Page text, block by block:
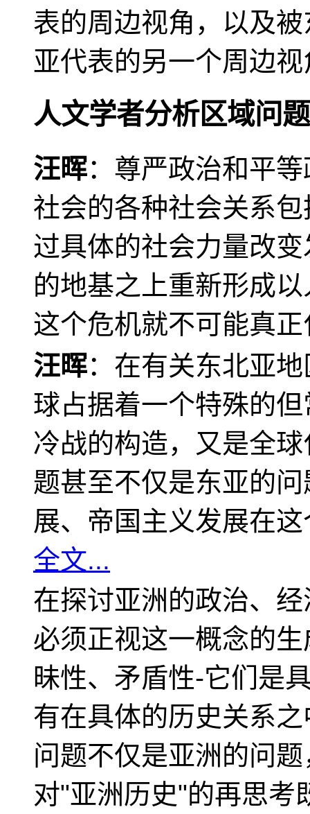
表的周边视角，以及
亚代表的另一个周边视
人文学者分析区域问题
汪晖：尊严政治和平
社会的各种社会关系
过具体的社会力量改
的地基之上重新形成
这个危机就不可能真
汪晖：在有关东北亚
球占据着一个特殊的
冷战的构造，又是全
题甚至不仅是东亚的
展、帝国主义发展在
全文...
在探讨亚洲的政治、
必须正视这一概念的
昧性、矛盾性-它们是
有在具体的历史关系
问题不仅是亚洲的问
对"亚洲历史"的再思考